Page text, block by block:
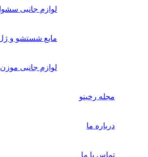
لوازم جانبی
مایع شستشو و
لوازم جانبی
مجله رخینو
درباره ما
تماس با ما